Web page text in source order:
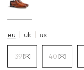
eu uk us
39 40